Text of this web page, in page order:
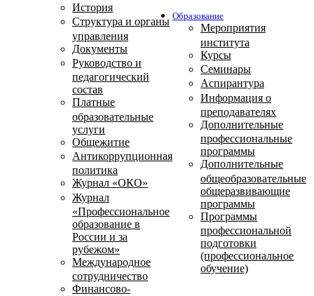
История
Структура и органы
управления
Документы
Руководство и
педагогический
состав
Платные
образовательные
услуги
Общежитие
Антикоррупционная
политика
Журнал «ОКО»
Журнал
«Профессиональное
образование в
России и за
рубежом»
Международное
сотрудничество
Финансово-
Образование
Мероприятия
института
Курсы
Семинары
Аспирантура
Информация о
преподавателях
Дополнительные
профессиональные
программы
Дополнительные
общеобразовательные
общеразвивающие
программы
Программы
профессиональной
подготовки
(профессиональное
обучение)